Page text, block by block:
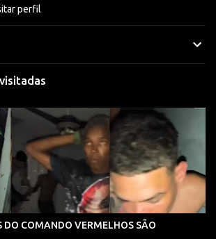
perfil
DO COMANDO VERMELHOS SÃO